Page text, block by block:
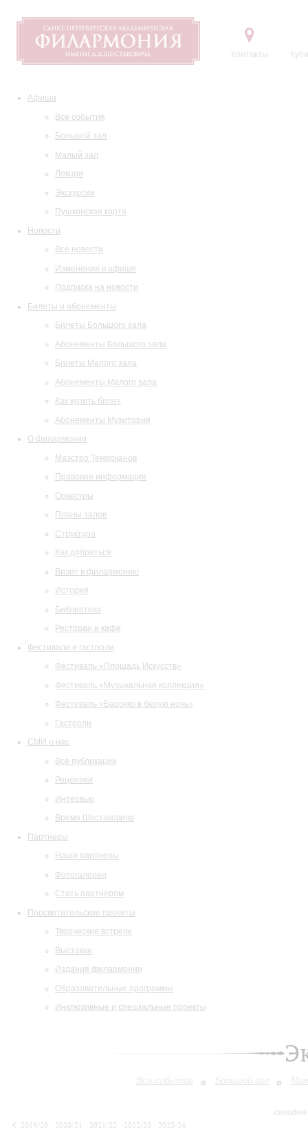
Контакты
Афиша
Все события
Большой зал
Малый зал
Лекции
Экскурсии
Пушкинская карта
Новости
Все новости
Изменения в афише
Подписка на новости
Билеты и абонементы
Билеты Большого зала
Абонементы Большого зала
Билеты Малого зала
Абонементы Малого зала
Как купить билет
Абонементы Музитория
О филармонии
Маэстро Темирканов
Правовая информация
Оркестры
Планы залов
Структура
Как добраться
Визит в филармонию
История
Библиотека
Ресторан и кафе
Фестивали и гастроли
Фестиваль «Площадь Искусств»
Фестиваль «Музыкальная коллекция»
Фестиваль «Барокко в белую ночь»
Гастроли
СМИ о нас
Все публикации
Рецензии
Интервью
Время Шостаковича
Партнеры
Наши партнеры
Фотогалерея
Стать партнером
Просветительские проекты
Творческие встречи
Выставки
Издания филармонии
Образовательные программы
Инклюзивные и специальные проекты
Все события Большой зал
2019/20
2020/21 2021/22 2022/23
2023/24